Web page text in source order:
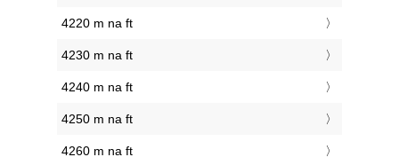
4220 m na ft
4230 m na ft
4240 m na ft
4250 m na ft
4260 m na ft